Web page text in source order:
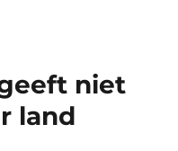
niet
land